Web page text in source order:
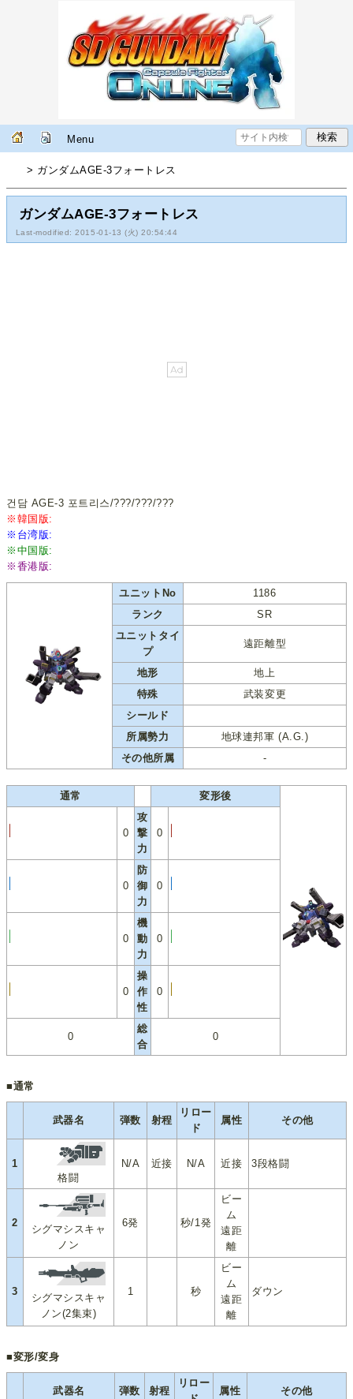
Menu
> ガンダムAGE-3フォートレス
ガンダムAGE-3フォートレス
Last-modified: 2015-01-13 (火) 20:54:44
건담 AGE-3 포트리스/???/???/???
※韓国版:
※台湾版:
※中国版:
※香港版:
ユニットNo
1186
ランク
SR
ユニットタイ
プ
遠距離型
地形
地上
特殊
武装変更
シールド
所属勢力
地球連邦軍 (A.G.)
その他所属
-
通常 変形後
0
攻
撃
力
0
0
防
御
力
0
0
機
動
力
0
0
操
作
性
0
0
総
合
0
■通常
武器名 弾数 射程
リロー
ド
属性 その他
1
格闘
N/A 近接 N/A 近接 3段格闘
2
シグマシスキャ
ノン
6発 秒/1発
ビー
ム
遠距
離
3
シグマシスキャ
ノン(2集束)
1 秒
ビー
ム
遠距
離
ダウン
■変形/変身
武器名 弾数 射程
リロー
属性 その他